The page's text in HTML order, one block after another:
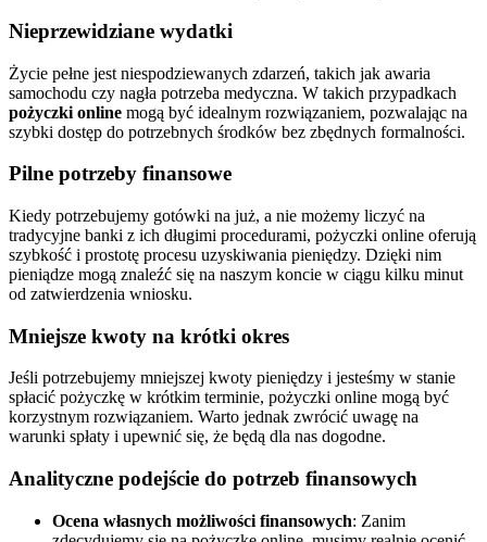
Nieprzewidziane wydatki
Życie pełne jest niespodziewanych zdarzeń, takich jak awaria
samochodu czy nagła potrzeba medyczna. W takich przypadkach
pożyczki online mogą być idealnym rozwiązaniem, pozwalając na
szybki dostęp do potrzebnych środków bez zbędnych formalności.
Pilne potrzeby finansowe
Kiedy potrzebujemy gotówki na już, a nie możemy liczyć na
tradycyjne banki z ich długimi procedurami, pożyczki online oferują
szybkość i prostotę procesu uzyskiwania pieniędzy. Dzięki nim
pieniądze mogą znaleźć się na naszym koncie w ciągu kilku minut
od zatwierdzenia wniosku.
Mniejsze kwoty na krótki okres
Jeśli potrzebujemy mniejszej kwoty pieniędzy i jesteśmy w stanie
spłacić pożyczkę w krótkim terminie, pożyczki online mogą być
korzystnym rozwiązaniem. Warto jednak zwrócić uwagę na
warunki spłaty i upewnić się, że będą dla nas dogodne.
Analityczne podejście do potrzeb finansowych
Ocena własnych możliwości finansowych: Zanim